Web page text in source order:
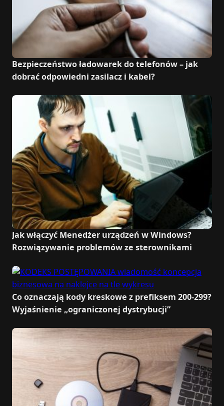
Bezpieczeństwo ładowarek do telefonów – jak
dobrać odpowiedni zasilacz i kabel?
Jak włączyć Menedżer urządzeń w Windows?
Rozwiązywanie problemów ze sterownikami
Co oznaczają kody kreskowe z prefiksem 200-299?
Wyjaśnienie „ograniczonej dystrybucji”